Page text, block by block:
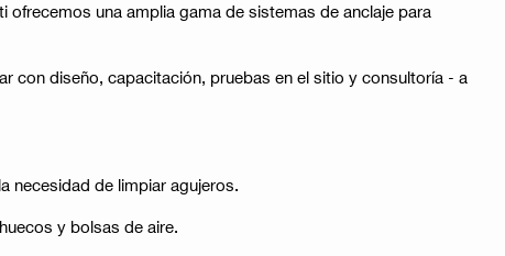
ofrecemos una amplia gama de sistemas de anclaje para
con diseño, capacitación, pruebas en el sitio y consultoría - a
necesidad de limpiar agujeros.
y bolsas de aire.